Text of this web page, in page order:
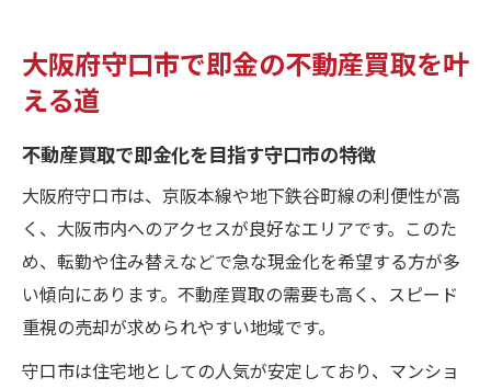
守口市で不動産買取を成功させる秘訣
れ
不動産買取業者を選ぶ際の比較ポイント
守口市の不動産買取でトラブルを防ぐ方法
不動産買取の即金化と査定のコツ
即金売却なら守口市の不動産買取で解決へ
不動産買取で即金売却を叶える安心ポイン
ト
大阪府守口市で即金の不動産買取を叶
える道
不動産買取で即金化を目指す守口市の特徴
大阪府守口市は、京阪本線や地下鉄谷町線の利便性が高
く、大阪市内へのアクセスが良好なエリアです。このた
め、転勤や住み替えなどで急な現金化を希望する方が多
い傾向にあります。不動産買取の需要も高く、スピード
重視の売却が求められやすい地域です。
守口市は住宅地としての人気が安定しており、マンショ